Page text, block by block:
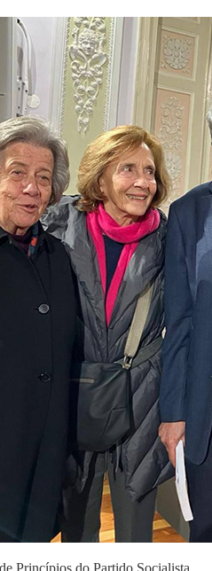
Princípios do Partido Socialista